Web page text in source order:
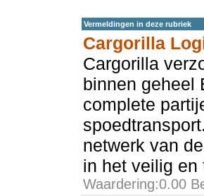
Vermeldingen in deze rubriek
Cargorilla
Cargorilla
binnen geheel
complete
netwerk van
in het veilig en
Waardering:0.00